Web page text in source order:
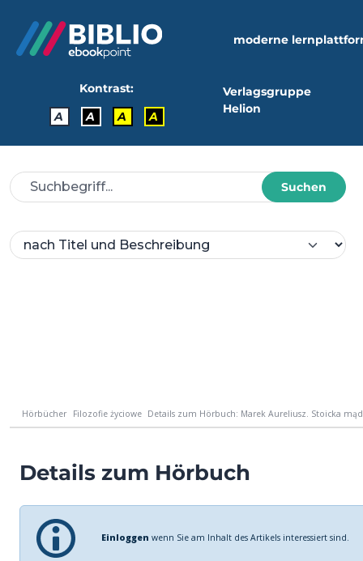
moderne
Kontrast:
A
A A A
Verlagsgruppe
Helion
Suchen
Hörbücher Filozofie życiowe Details zum Hörbuch: Marek Aureliusz. Stoicka
Details zum Hörbuch
Einloggen wenn Sie am Inhalt des Artikels interessiert sind.